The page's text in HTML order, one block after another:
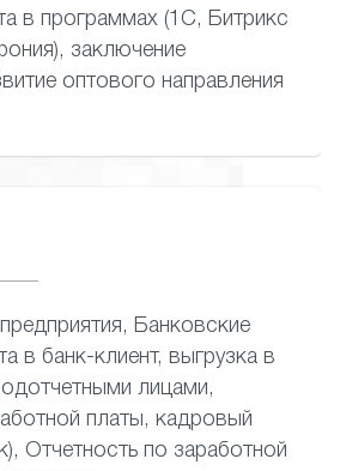
в программах (1С, Битрикс
заключение
оптового направления
Банковские
в банк-клиент, выгрузка в
лицами,
платы, кадровый
Отчетность по заработной